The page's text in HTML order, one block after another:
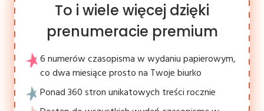
To i wiele więcej dzięki
prenumeracie premium
6 numerów czasopisma w wydaniu papierowym,
co dwa miesiące prosto na Twoje biurko
Ponad 360 stron unikatowych treści rocznie